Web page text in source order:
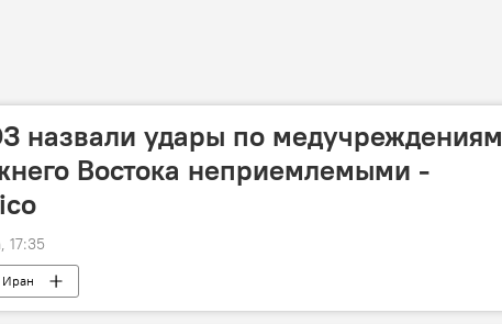
назвали удары по медучреждениям
Востока неприемлемыми -
17:35
Иран